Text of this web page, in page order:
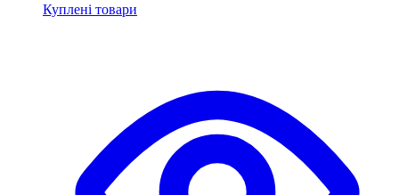
Куплені товари